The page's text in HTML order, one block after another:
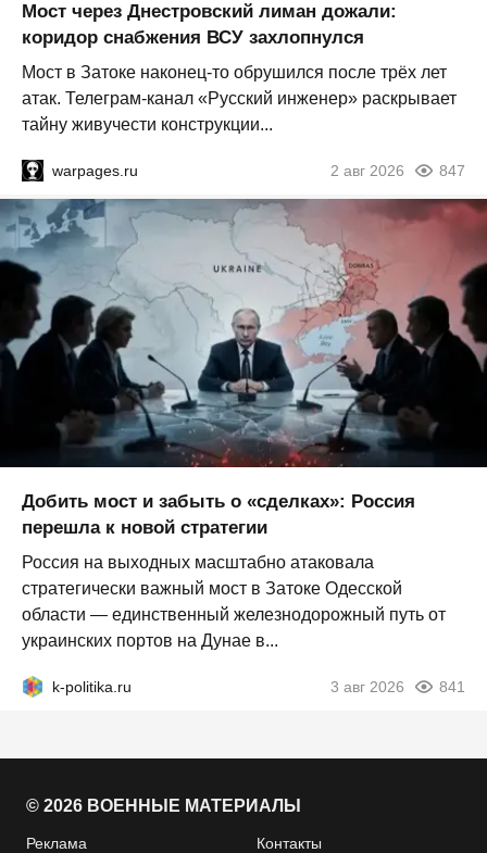
Мост через Днестровский лиман дожали:
коридор снабжения ВСУ захлопнулся
Мост в Затоке наконец-то обрушился после трёх лет
атак. Телеграм-канал «Русский инженер» раскрывает
тайну живучести конструкции...
warpages.ru 2 авг 2026 847
Добить мост и забыть о «сделках»: Россия
перешла к новой стратегии
Россия на выходных масштабно атаковала
стратегически важный мост в Затоке Одесской
области — единственный железнодорожный путь от
украинских портов на Дунае в...
k-politika.ru 3 авг 2026 841
© 2026 ВОЕННЫЕ МАТЕРИАЛЫ
Реклама Контакты